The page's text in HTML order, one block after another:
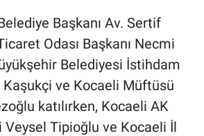
Başkanı Av. Sertif
Odası Başkanı Necmi
Belediyesi İstihdam
ve Kocaeli Müftüsü
katılırken, Kocaeli AK
Tipioğlu ve Kocaeli İl